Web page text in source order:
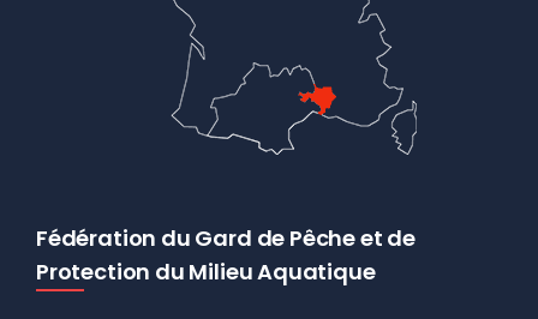
Fédération du Gard de Pêche et de
Protection du Milieu Aquatique